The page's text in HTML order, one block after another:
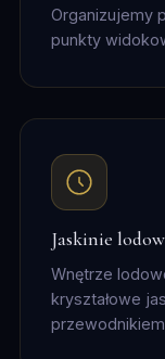
Organizujemy
punkty
Jaskinie
Wnętrze
kryształowe